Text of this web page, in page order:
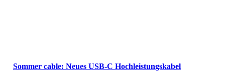
Sommer cable: Neues USB-C Hochleistungskabel